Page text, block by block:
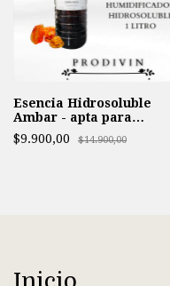
Esencia Hidrosoluble
Ambar - apta para
Humidificador -
$9.900,00 $14.900,00
Inicio